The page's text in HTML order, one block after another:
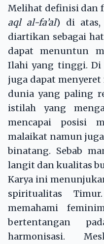
Melihat definisi dan
aql al-fa’al) di atas,
diartikan sebagai
dapat menuntun
Ilahi yang tinggi. Di
juga dapat
dunia yang paling
istilah yang
mencapai posisi
malaikat namun
binatang. Sebab
langit dan kualitas
Karya ini
spiritualitas
memahami
bertentangan
harmonisasi.